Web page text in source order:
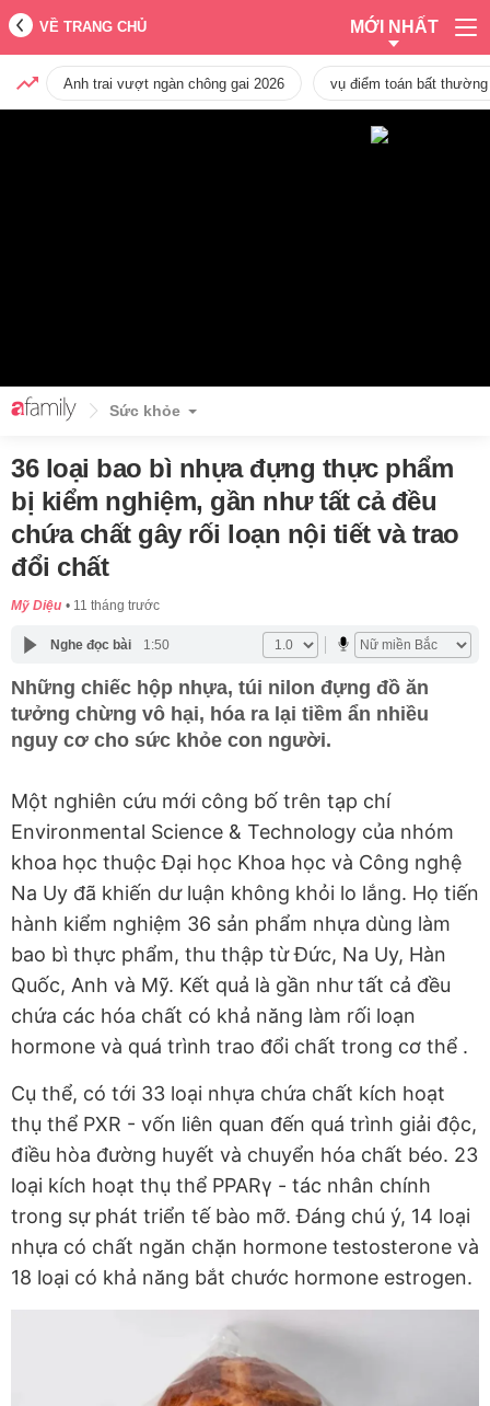
VỀ TRANG CHỦ MỚI NHẤT
Anh trai vượt ngàn chông gai 2026 vụ điểm toán bất
Sức khỏe
36 loại bao bì nhựa đựng thực phẩm
bị kiểm nghiệm, gần như tất cả đều
chứa chất gây rối loạn nội tiết và trao
đổi chất
Mỹ Diệu 11 tháng trước
Nghe đọc bài 1:50
Những chiếc hộp nhựa, túi nilon đựng đồ ăn
tưởng chừng vô hại, hóa ra lại tiềm ẩn nhiều
nguy cơ cho sức khỏe con người.
Một nghiên cứu mới công bố trên tạp chí
Environmental Science & Technology của nhóm
khoa học thuộc Đại học Khoa học và Công nghệ
Na Uy đã khiến dư luận không khỏi lo lắng. Họ tiến
hành kiểm nghiệm 36 sản phẩm nhựa dùng làm
bao bì thực phẩm, thu thập từ Đức, Na Uy, Hàn
Quốc, Anh và Mỹ. Kết quả là gần như tất cả đều
chứa các hóa chất có khả năng làm rối loạn
hormone và quá trình trao đổi chất trong cơ thể .
Cụ thể, có tới 33 loại nhựa chứa chất kích hoạt
thụ thể PXR - vốn liên quan đến quá trình giải độc,
điều hòa đường huyết và chuyển hóa chất béo. 23
loại kích hoạt thụ thể PPARγ - tác nhân chính
trong sự phát triển tế bào mỡ. Đáng chú ý, 14 loại
nhựa có chất ngăn chặn hormone testosterone và
18 loại có khả năng bắt chước hormone estrogen.